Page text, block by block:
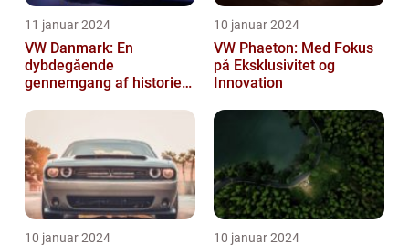
11 januar 2024
VW Danmark: En
dybdegående
gennemgang af historien
10 januar 2024
VW Phaeton: Med Fokus
på Eksklusivitet og
Innovation
10 januar 2024 10 januar 2024